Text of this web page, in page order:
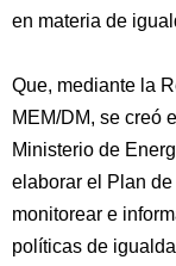
en materia de
Que, mediante la
MEM/DM, se creó
Ministerio de
elaborar el Plan
monitorear e
políticas de